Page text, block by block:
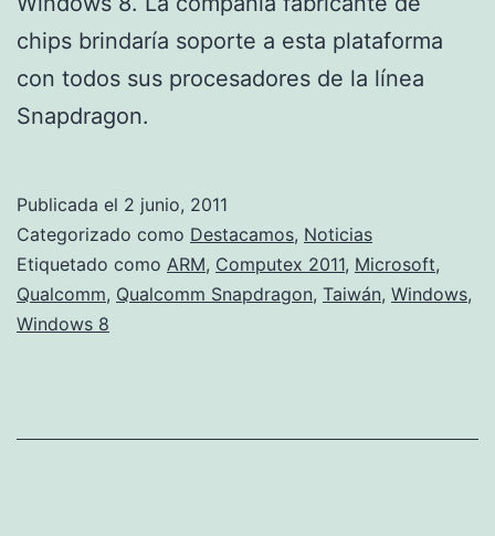
chips brindaría soporte a esta plataforma
con todos sus procesadores de la línea
Snapdragon.
Publicada el 2 junio, 2011
Categorizado como Destacamos, Noticias
Etiquetado como ARM, Computex 2011, Microsoft,
Qualcomm, Qualcomm Snapdragon, Taiwán, Windows,
Windows 8